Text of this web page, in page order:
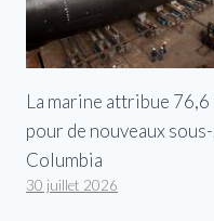
La marine attribue
pour de nouveaux
Columbia
30 juillet 2026